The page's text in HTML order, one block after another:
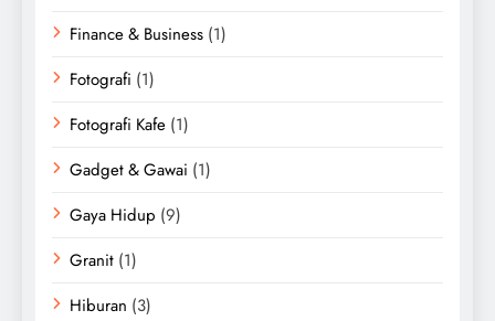
Finance & Business (1)
Fotografi (1)
Fotografi Kafe (1)
Gadget & Gawai (1)
Gaya Hidup (9)
Granit (1)
Hiburan (3)